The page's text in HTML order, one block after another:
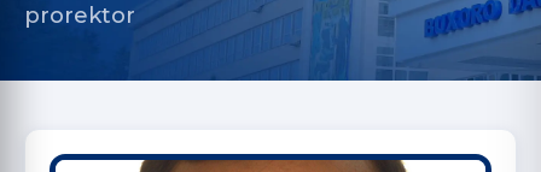
prorektor